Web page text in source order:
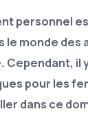
personnel
le monde des
Cependant, il
pour les
dans ce